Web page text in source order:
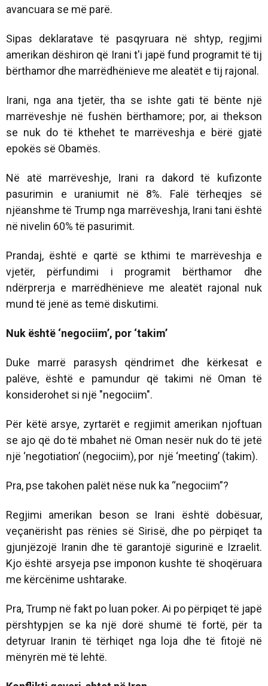
avancuara se më parë.
Sipas deklaratave të pasqyruara në shtyp, regjimi
amerikan dëshiron që Irani t'i japë fund programit të tij
bërthamor dhe marrëdhënieve me aleatët e tij rajonal.
Irani, nga ana tjetër, tha se ishte gati të bënte një
marrëveshje në fushën bërthamore; por, ai thekson
se nuk do të kthehet te marrëveshja e bërë gjatë
epokës së Obamës.
Në atë marrëveshje, Irani ra dakord të kufizonte
pasurimin e uraniumit në 8%. Falë tërheqjes së
njëanshme të Trump nga marrëveshja, Irani tani është
në nivelin 60% të pasurimit.
Prandaj, është e qartë se kthimi te marrëveshja e
vjetër, përfundimi i programit bërthamor dhe
ndërprerja e marrëdhënieve me aleatët rajonal nuk
mund të jenë as temë diskutimi.
Nuk është ‘negociim’, por ‘takim’
Duke marrë parasysh qëndrimet dhe kërkesat e
palëve, është e pamundur që takimi në Oman të
konsiderohet si një "negociim".
Për këtë arsye, zyrtarët e regjimit amerikan njoftuan
se ajo që do të mbahet në Oman nesër nuk do të jetë
një ‘negotiation’ (negociim), por një ‘meeting’ (takim).
Pra, pse takohen palët nëse nuk ka “negociim”?
Regjimi amerikan beson se Irani është dobësuar,
veçanërisht pas rënies së Sirisë, dhe po përpiqet ta
gjunjëzojë Iranin dhe të garantojë sigurinë e Izraelit.
Kjo është arsyeja pse imponon kushte të shoqëruara
me kërcënime ushtarake.
Pra, Trump në fakt po luan poker. Ai po përpiqet të japë
përshtypjen se ka një dorë shumë të fortë, për ta
detyruar Iranin të tërhiqet nga loja dhe të fitojë në
mënyrën më të lehtë.